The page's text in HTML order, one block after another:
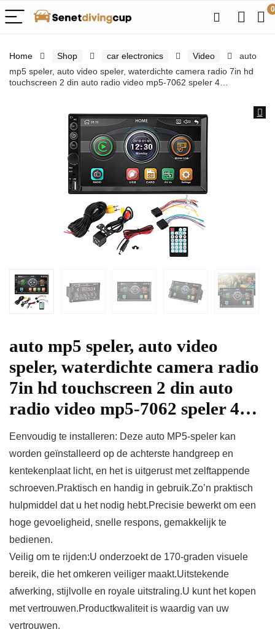
0
Home Shop car electronics Video
auto
mp5 speler, auto video speler, waterdichte camera radio 7in hd
touchscreen 2 din auto radio video mp5-7062 speler 4…
auto mp5 speler, auto video
speler, waterdichte camera radio
7in hd touchscreen 2 din auto
radio video mp5-7062 speler 4…
Eenvoudig te installeren: Deze auto MP5-speler kan
worden geïnstalleerd op de achterste handgreep en
kentekenplaat licht, en het is uitgerust met zelftappende
schroeven.Praktisch en handig in gebruik.Zo’n praktisch
hulpmiddel dat u het nodig hebt.Precisie bewerkt om een
hoge gevoeligheid, snelle respons, gemakkelijk te
bedienen.
Veilig om te rijden:U onderzoekt de 170-graden visuele
bereik, die het omkeren veiliger maakt.Uitstekende
afwerking, stijlvolle en royale uitstraling.U kunt het kopen
met vertrouwen.Productkwaliteit is waardig van uw
vertrouwen.